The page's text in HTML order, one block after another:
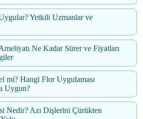
Yetkili Uzmanlar ve
Ne Kadar Sürer ve Fiyatları
mi? Hangi Flor Uygulaması
Uygun?
Nedir? Azı Dişlerini Çürükten